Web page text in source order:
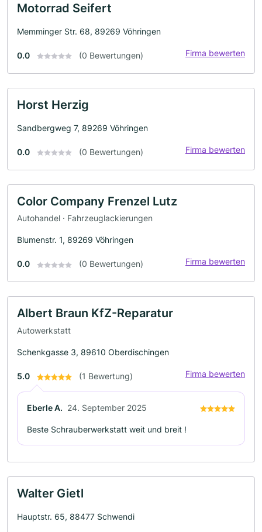
Motorrad Seifert
Memminger Str. 68, 89269 Vöhringen
0.0 (0 Bewertungen) Firma bewerten
Horst Herzig
Sandbergweg 7, 89269 Vöhringen
0.0 (0 Bewertungen) Firma bewerten
Color Company Frenzel Lutz
Autohandel · Fahrzeuglackierungen
Blumenstr. 1, 89269 Vöhringen
0.0 (0 Bewertungen) Firma bewerten
Albert Braun KfZ-Reparatur
Autowerkstatt
Schenkgasse 3, 89610 Oberdischingen
5.0 (1 Bewertung) Firma bewerten
Eberle A. 24. September 2025
Beste Schrauberwerkstatt weit und breit !
Walter Gietl
Hauptstr. 65, 88477 Schwendi